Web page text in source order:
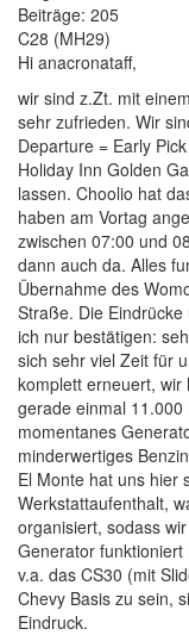
Beiträge: 205
C28 (MH29)
Hi anacronataff,
wir sind z.Zt. mit
sehr zufrieden. Wir
Departure = Early
Holiday Inn Golden
lassen. Choolio hat
haben am Vortag
zwischen 07:00 und
dann auch da. Alles
Übernahme des
Straße. Die
ich nur bestätigen:
sich sehr viel Zeit für
komplett erneuert,
gerade einmal
momentanes
minderwertiges
El Monte hat uns hier
Werkstattaufenthalt,
organisiert, sodass
Generator
v.a. das CS30 (mit
Chevy Basis zu sein,
Eindruck.